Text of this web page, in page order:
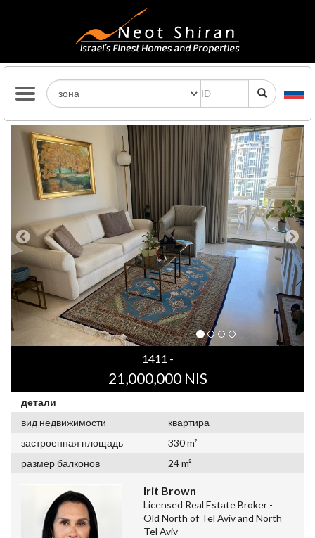
Previous Next
1411 -
21,000,000 NIS
детали
вид недвижимости
квартира
застроенная площадь
330 m²
размер балконов
24 m²
Irit Brown
Licensed Real Estate Broker -
Old North of Tel Aviv and North
Tel Aviv